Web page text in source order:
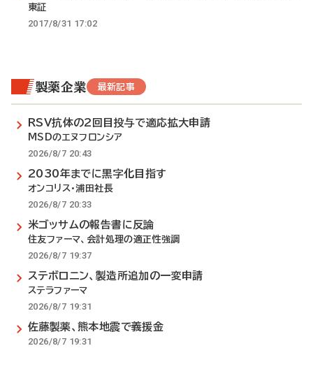
東証
2017/8/31 17:02
製薬企業 最新記事
RSV抗体の2回目投与で適応拡大申請
MSDのエヌフロンシア
2026/8/7 20:43
2030年までに黒字化目指す
オンコリス・浦田社長
2026/8/7 20:33
米ゴッサムの報告書に反論
住友ファーマ、会計処理の適正性強調
2026/8/7 19:37
ステボロニン、製造所追加の一変申請
ステラファーマ
2026/8/7 19:31
佐藤製薬、熊本地震で義援金
2026/8/7 19:31